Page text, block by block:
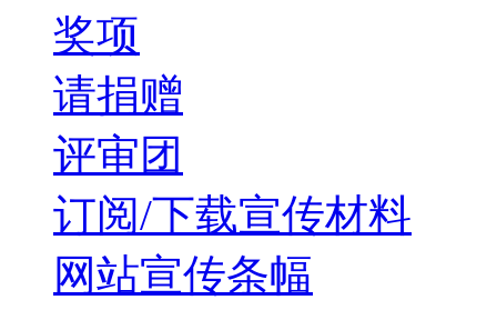
奖项
请捐赠
评审团
订阅/下载宣传材料
网站宣传条幅